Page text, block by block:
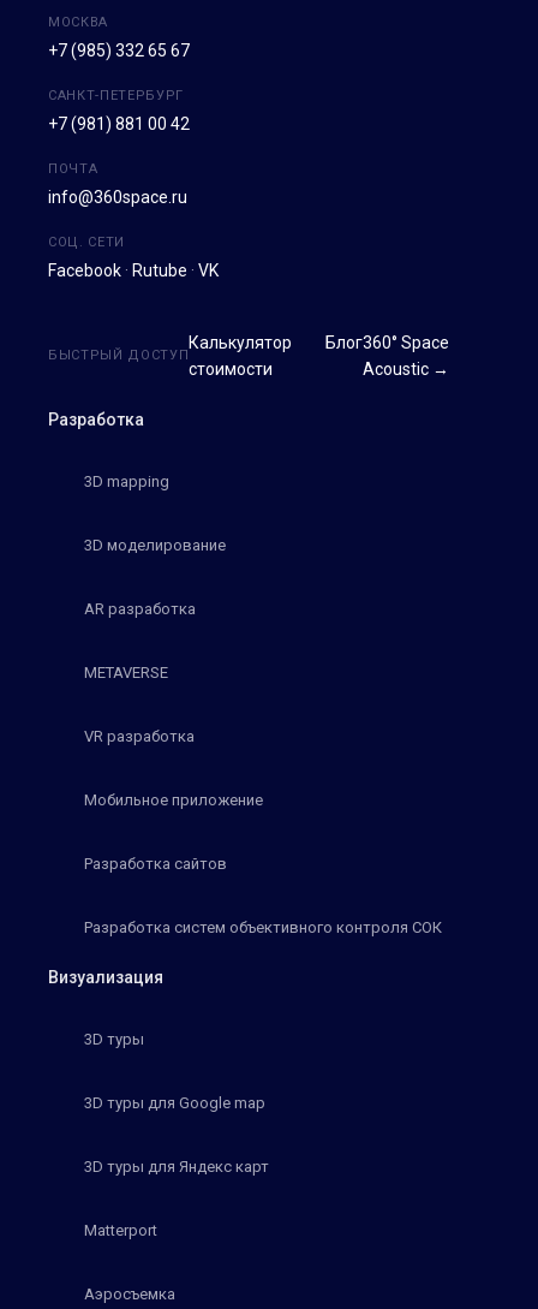
МОСКВА
+7 (985) 332 65 67
САНКТ-ПЕТЕРБУРГ
+7 (981) 881 00 42
ПОЧТА
info@360space.ru
СОЦ. СЕТИ
Facebook · Rutube · VK
Разработка
3D mapping
3D моделирование
AR разработка
METAVERSE
VR разработка
Мобильное приложение
Разработка сайтов
Разработка систем объективного контроля СОК
Визуализация
3D туры
3D туры для Google map
3D туры для Яндекс карт
Matterport
Аэросъемка
БЫСТРЫЙ ДОСТУП
Калькулятор
стоимости
Блог360° Space
Acoustic →